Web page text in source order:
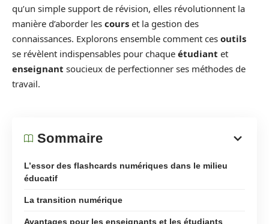
qu’un simple support de révision, elles révolutionnent la
manière d’aborder les cours et la gestion des
connaissances. Explorons ensemble comment ces outils
se révèlent indispensables pour chaque étudiant et
enseignant soucieux de perfectionner ses méthodes de
travail.
Sommaire
L’essor des flashcards numériques dans le milieu
éducatif
La transition numérique
Avantages pour les enseignants et les étudiants